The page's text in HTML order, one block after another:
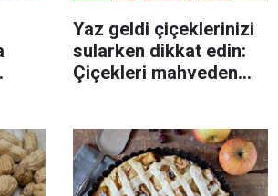
Yaz geldi çiçeklerinizi
sularken dikkat edin:
Çiçekleri mahveden